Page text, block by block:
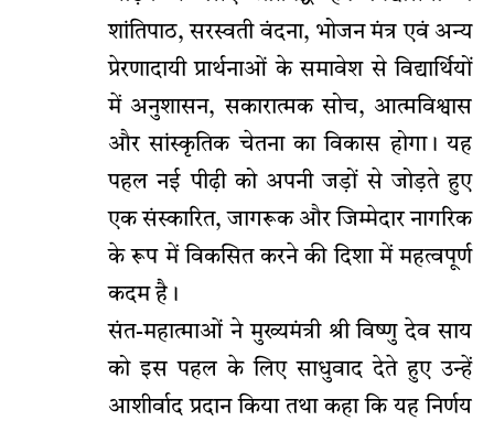
शांतिपाठ, सरस्वती वंदना, भोजन मंत्र एवं अन्य
प्रेरणादायी प्रार्थनाओं के समावेश से विद्यार्थियों
में अनुशासन, सकारात्मक सोच, आत्मविश्वास
और सांस्कृतिक चेतना का विकास होगा। यह
पहल नई पीढ़ी को अपनी जड़ों से जोड़ते हुए
एक संस्कारित, जागरूक और जिम्मेदार नागरिक
के रूप में विकसित करने की दिशा में महत्वपूर्ण
कदम है।
संत-महात्माओं ने मुख्यमंत्री श्री विष्णु देव साय
को इस पहल के लिए साधुवाद देते हुए उन्हें
आशीर्वाद प्रदान किया तथा कहा कि यह निर्णय